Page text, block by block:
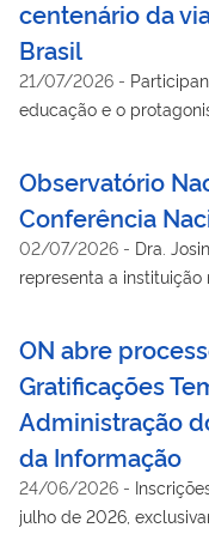
centenário da
Brasil
21/07/2026 -
educação e o
Observatório
Conferência
02/07/2026 - Dra.
representa a
ON abre
Gratificações
Administração
da Informação
24/06/2026 -
julho de 2026,